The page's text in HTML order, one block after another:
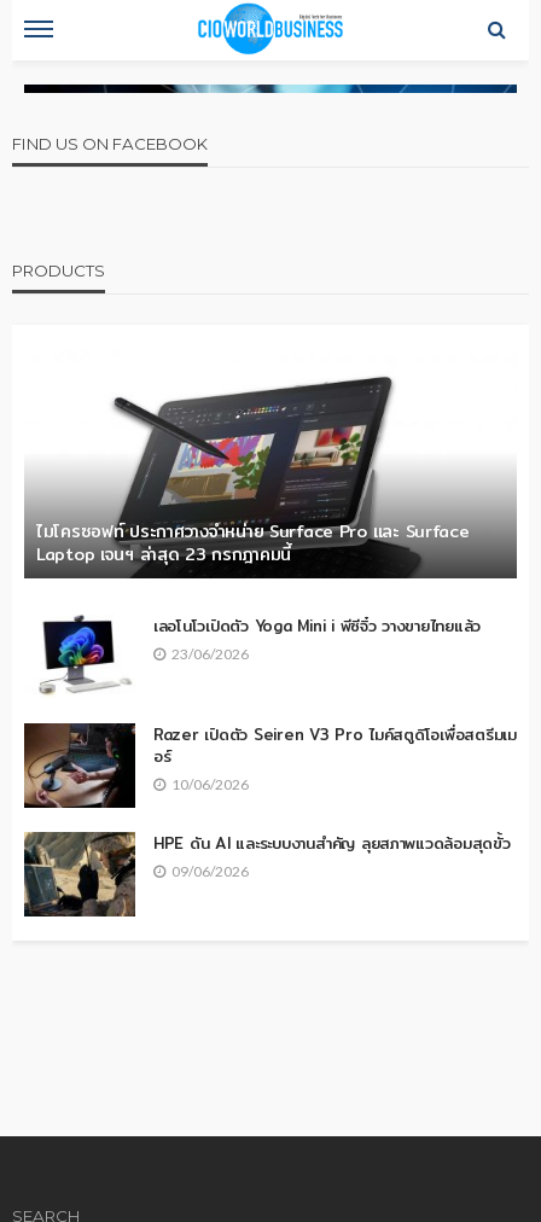
FIND US ON FACEBOOK
PRODUCTS
ไมโครซอฟท์ ประกาศวางจำหน่าย Surface Pro และ Surface
Laptop เจนฯ ล่าสุด 23 กรกฎาคมนี้
เลอโนโวเปิดตัว Yoga Mini i พีซีจิ๋ว วางขายไทยแล้ว
23/06/2026
Razer เปิดตัว Seiren V3 Pro ไมค์สตูดิโอเพื่อสตรีมเม
อร์
10/06/2026
HPE ดัน AI และระบบงานสำคัญ ลุยสภาพแวดล้อมสุดขั้ว
09/06/2026
SEARCH